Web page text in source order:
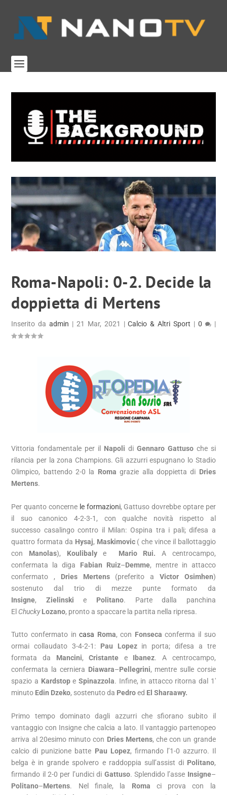
Roma-Napoli: 0-2. Decide la
doppietta di Mertens
Inserito daadmin | 21 Mar, 2021 |Calcio & Altri Sport | 0 |
Vittoria fondamentale per il Napoli di Gennaro Gattusoche si
rilancia per la zona Champions. Gli azzurri espugnano lo Stadio
Olimpico, battendo 2-0 la Roma grazie alla doppietta di Dries
Mertens.
Per quanto concernele formazioni, Gattusodovrebbe optare per
il suo canonico 4-2-3-1, con qualche novità rispetto al
successo casalingo contro il Milan: Ospina tra i pali; difesa a
quattro formata da Hysaj, Maskimovic( che vince il ballottaggio
con Manolas), Koulibalye Mario Rui. A centrocampo,
confermata la diga Fabian Ruiz–Demme, mentre in attacco
confermato , Dries Mertens(preferito a Victor Osimhen)
sostenuto dal trio di mezze punte formato da
Insigne, Zielinski e Politano. Parte dalla panchina
El Chucky Lozano, pronto a spaccare la partita nella ripresa.
Tutto confermato incasa Roma, con Fonsecaconferma il suo
ormai collaudato 3-4-2-1: Pau Lopezin porta; difesa a tre
formata da Mancini,Cristante e Ibanez. A centrocampo,
confermata la cerniera Diawara–Pellegrini, mentre sulle corsie
spazio a Kardstope Spinazzola. Infine, in attacco ritorna dal 1′
minuto Edin Dzeko, sostenuto da Pedroed El Sharaawy.
Primo tempo dominato dagli azzurri che sfiorano subito il
vantaggio con Insigne che calcia a lato. Il vantaggio partenopeo
arriva al 20esimo minuto con Dries Mertens, che con un grande
calcio di punizione batte Pau Lopez, firmando l’1-0 azzurro. Il
belga è in grande spolvero e raddoppia sull’assist di Politano,
firmando il 2-0 per l’undici di Gattuso. Splendido l’asse Insigne–
Politano–Mertens. Nel finale, la Roma ci prova con la